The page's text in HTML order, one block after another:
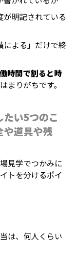
明記されている
による」だけで終
働時間で割ると時
まりがちです。
い5つのこ
や道具や残
見学でつかみに
トを分けるポイ
は、何人くらい